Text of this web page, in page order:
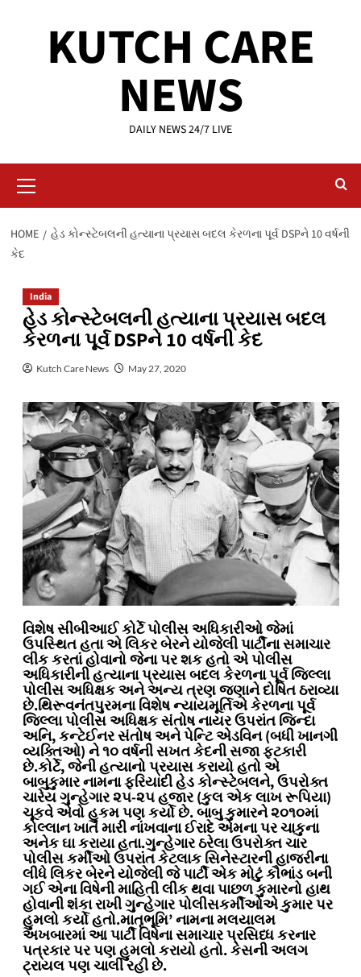
KUTCH CARE
NEWS
DAILY NEWS 24/7 LIVE
Menu
HOME
હેડ કોન્સ્ટેબલની હત્યાના પ્રયાસ બદલ કેરળના પૂર્વ DSPને 10 વર્ષની
કેદ
India
હેડ કોન્સ્ટેબલની હત્યાના પ્રયાસ બદલ
કેરળના પૂર્વ DSPને 10 વર્ષની કેદ
Kutch Care News May 27, 2020
વિશેષ સીબીઆઈ કોર્ટે પોલીસ અધિકારીઓ જેમાં
ઉપસ્થિત હતા એ લિકર બેરને યોજેલી પાર્ટીના સમાચાર
લીક કરતાં હોવાનો જેના પર શક હતો એ પોલીસ
અધિકારીની હત્યાના પ્રયાસ બદલ કેરળના પૂર્વ જિલ્લા
પોલીસ અધિક્ષક અને અન્ય ત્રણ જણાને દોષિત ઠરાવ્યા
છે.થિરૂવનંતપુરમના વિશેષ ન્યાયમૂર્તિએ કેરળના પૂર્વ
જિલ્લા પોલીસ અધિક્ષક સંતોષ નાયર ઉપરાંત જિન્દા
અનિ, કન્ટેઈનર સંતોષ અને પેન્ટિ એડવિન (બધી ખાનગી
વ્યક્તિઓ) ને ૧૦ વર્ષની સખત કેદની સજા ફટકારી
છે.કોર્ટે, જેની હત્યાનો પ્રયાસ કરાયો હતો એ
બાબુકુમાર નામના ફરિયાદી હેડ કોન્સ્ટેબલને, ઉપરોક્ત
ચારેય ગુન્હેગાર ૨૫-૨૫ હજાર (કુલ એક લાખ રૂપિયા)
ચૂકવે એવો હુકમ પણ કર્યો છે. બાબુ કુમારને ૨૦૧૦માં
કોલ્લાન ખાતે મારી નાંખવાના ઈરાદે એમના પર ચાકુના
અનેક ઘા કરાયા હતા.ગુન્હેગાર ઠરેલા ઉપરોક્ત ચાર
પોલીસ કર્મીઓ ઉપરાંત કેટલાક સિનેસ્ટારની હાજરીના
લીધે લિકર બેરને યોજેલી જે પાર્ટી એક મોટું કૌભાંડ બની
ગઈ એના વિષેની માહિતી લીક થવા પાછળ કુમારનો હાથ
હોવાની શંકા રાખી ગુન્હેગાર પોલીસકર્મીઓએ કુમાર પર
હુમલો કર્યો હતો.માતૃભૂમિ’ નામના મલયાલમ
અખબારમાં આ પાર્ટી વિષેના સમાચાર પ્રસિધ્ધ કરનાર
પત્રકાર પર પણ હુમલો કરાયો હતો. કેસની અલગ
ટ્રાયલ પણ ચાલી રહી છે.